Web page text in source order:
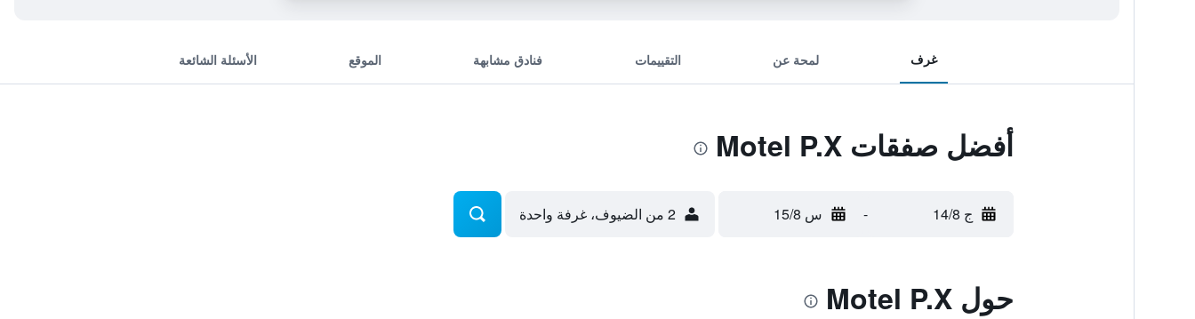
غرف لمحة عن التقييمات فنادق مشابهة الموقع الأسئلة الشائعة
أفضل صفقات Motel P.X
ج 14/8 - س 15/8 2 من الضيوف، غرفة واحدة
حول Motel P.X